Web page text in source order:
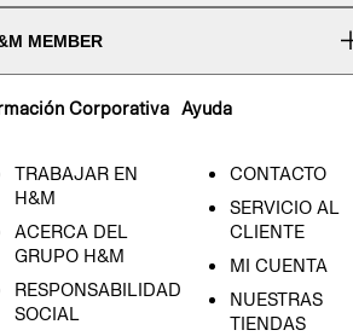
MEMBER
Corporativa
TRABAJAR EN
H&M
ACERCA DEL
GRUPO H&M
RESPONSABILIDAD
SOCIAL
Ayuda
CONTACTO
SERVICIO AL
CLIENTE
MI CUENTA
NUESTRAS
TIENDAS